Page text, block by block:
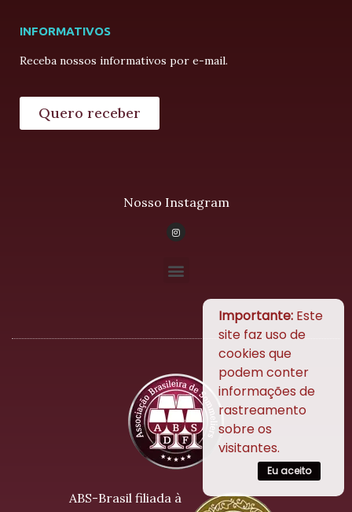
INFORMATIVOS
Receba nossos informativos por e-mail.
Quero receber
Nosso Instagram
ABS-Brasil filiada à
Importante: Este
site faz uso de
cookies que
podem conter
informações de
rastreamento
sobre os
visitantes.
Eu aceito